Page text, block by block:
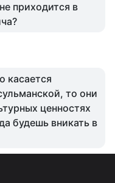
приходится в
касается
то они
ценностях
будешь вникать в